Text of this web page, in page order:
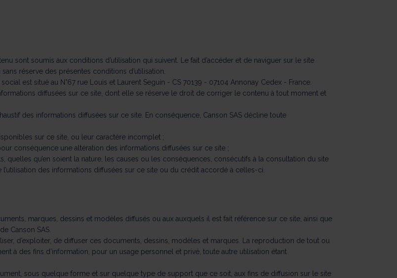
sont soumis aux conditions d’utilisation qui suivent. Le fait d’accéder et de naviguer sur le site
réserve des présentes conditions d’utilisation.
est situé au N°67 rue Louis et Laurent Seguin - CS 70139 - 07104 Annonay Cedex - France.
diffusées sur ce site, dont elle se réserve le droit de corriger le contenu à tout moment et
des informations diffusées sur ce site. En conséquence, Canson SAS décline toute
sur ce site, ou leur caractère incomplet ;
conséquence une altération des informations diffusées sur ce site ;
qu’en soient la nature, les causes ou les conséquences, consécutifs à la consultation du site
des informations diffusées sur ce site ou du crédit accordé à celles-ci.
marques, dessins et modèles diffusés ou aux auxquels il est fait référence sur ce site, ainsi que
Canson SAS.
d’exploiter, de diffuser ces documents, dessins, modèles et marques. La reproduction de tout ou
à des fins d’information, pour un usage personnel et privé, toute autre utilisation étant
sous quelque forme et sur quelque type de support que ce soit, aux fins de diffusion sur le site